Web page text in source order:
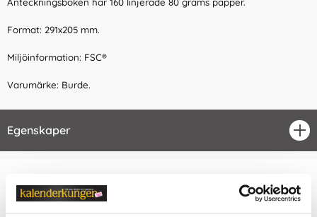
Format: 291x205 mm.
Miljöinformation: FSC®
Varumärke: Burde.
Egenskaper
Relaterade kategorier